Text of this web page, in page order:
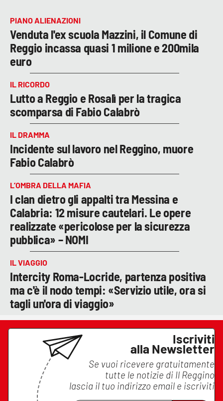
PIANO ALIENAZIONI
Venduta l'ex scuola Mazzini, il Comune di
Reggio incassa quasi 1 milione e 200mila
euro
IL RICORDO
Lutto a Reggio e Rosalì per la tragica
scomparsa di Fabio Calabrò
IL DRAMMA
Incidente sul lavoro nel Reggino, muore
Fabio Calabrò
L’OMBRA DELLA MAFIA
I clan dietro gli appalti tra Messina e
Calabria: 12 misure cautelari. Le opere
realizzate «pericolose per la sicurezza
pubblica» – NOMI
IL VIAGGIO
Intercity Roma-Locride, partenza positiva
ma c'è il nodo tempi: «Servizio utile, ora si
tagli un'ora di viaggio»
Iscriviti
alla Newsletter
Se vuoi ricevere gratuitamente
tutte le notizie di Il Reggino
lascia il tuo indirizzo email e iscriviti